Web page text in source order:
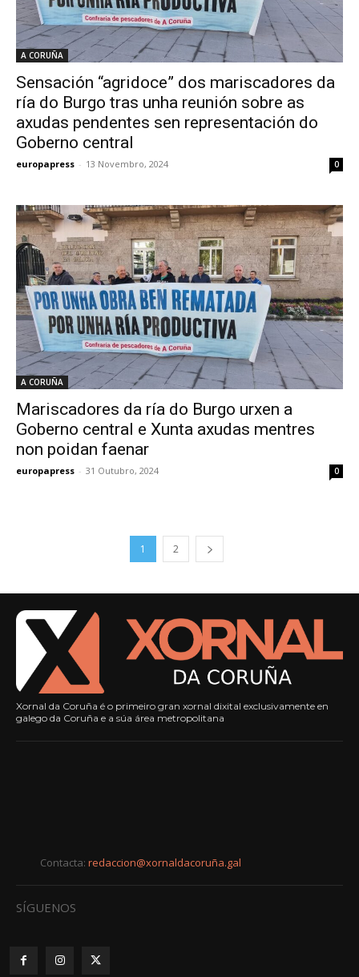
A CORUÑA
Sensación “agridoce” dos mariscadores da
ría do Burgo tras unha reunión sobre as
axudas pendentes sen representación do
Goberno central
europapress - 13 Novembro, 2024 0
A CORUÑA
Mariscadores da ría do Burgo urxen a
Goberno central e Xunta axudas mentres
non poidan faenar
europapress - 31 Outubro, 2024 0
1 2
Xornal da Coruña é o primeiro gran xornal dixital exclusivamente en
galego da Coruña e a súa área metropolitana
Contacta: redaccion@xornaldacoruña.gal
SÍGUENOS